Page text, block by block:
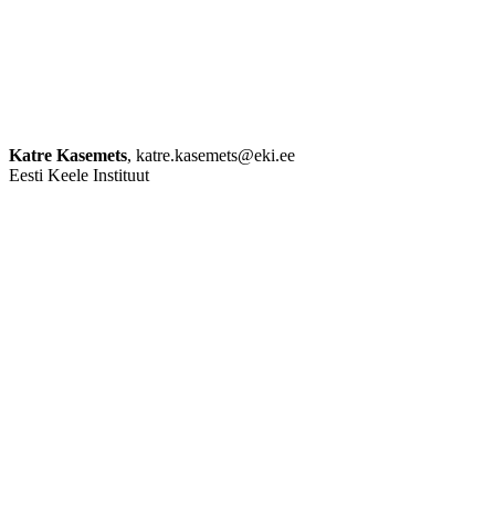
Katre Kasemets, katre.kasemets@eki.ee
Eesti Keele Instituut